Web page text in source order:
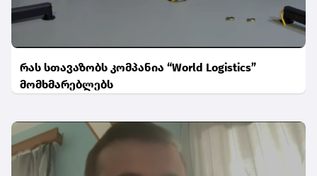
რას სთავაზობს კომპანია “World Logistics”
მომხმარებლებს